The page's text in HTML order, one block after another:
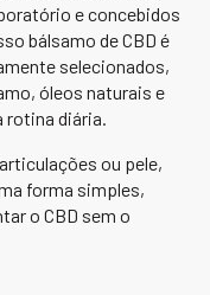
e concebidos
bálsamo de CBD é
selecionados,
óleos naturais e
rotina diária.
ou pele,
forma simples,
o CBD sem o